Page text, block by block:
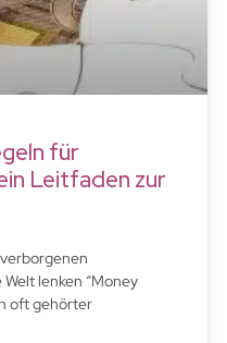
für
Leitfaden zur
lenken “Money
oft gehörter